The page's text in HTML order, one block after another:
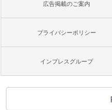
広告掲載のご案内
プライバシーポリシー
インプレスグループ